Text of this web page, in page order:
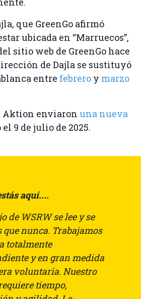
que GreenGo afirmó
ubicada en “Marruecos”,
sitio web de GreenGo hace
de Dajla se sustituyó
entre febrero y marzo
Aktion enviaron una nueva
el 9 de julio de 2025.
aquí....
de WSRW se lee y se
que nunca. Trabajamos
totalmente
y en gran medida
voluntaria. Nuestro
tiempo,